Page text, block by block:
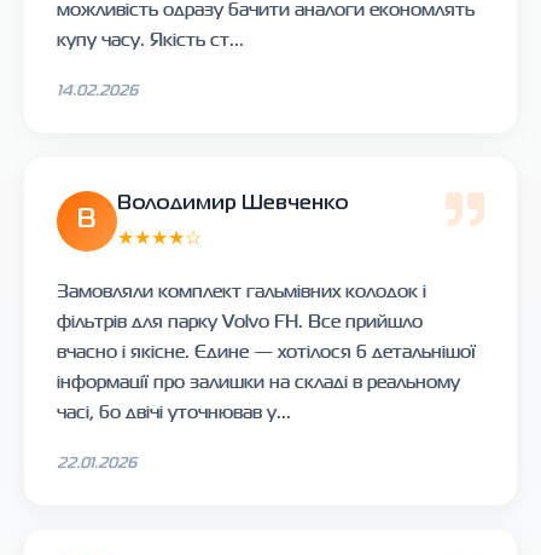
можливість одразу бачити аналоги економлять
купу часу. Якість ст...
14.02.2026
В
Володимир Шевченко
★★★★☆
Замовляли комплект гальмівних колодок і
фільтрів для парку Volvo FH. Все прийшло
вчасно і якісне. Єдине — хотілося б детальнішої
інформації про залишки на складі в реальному
часі, бо двічі уточнював у...
22.01.2026